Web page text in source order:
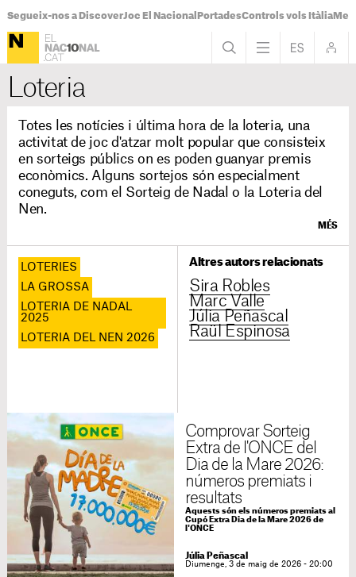
Segueix-nos a DiscoverJoc El Nacional PortadesControls vols Itàlia
Loteria
Totes les notícies i última hora de la loteria, una
activitat de joc d'atzar molt popular que consisteix
en sorteigs públics on es poden guanyar premis
econòmics. Alguns sortejos són especialment
coneguts, com el Sorteig de Nadal o la Loteria del
Nen.
MÉS
LOTERIES
LA GROSSA
LOTERIA DE NADAL
2025
LOTERIA DEL NEN 2026
Altres autors relacionats
Sira Robles
Marc Valle
Júlia Peñascal
Raül Espinosa
Comprovar Sorteig
Extra de l'ONCE del
Dia de la Mare 2026:
números premiats i
resultats
Aquests són els números premiats al
Cupó Extra Dia de la Mare 2026 de
l'ONCE
Júlia Peñascal
Diumenge, 3 de maig de 2026 - 20:00